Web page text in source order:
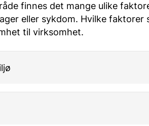
finnes det mange ulike
eller sykdom. Hvilke faktorer
til virksomhet.